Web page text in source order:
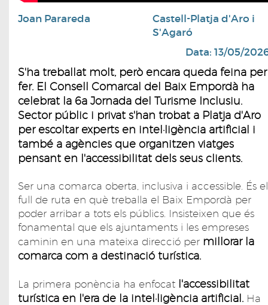
Joan Parareda
Castell-Platja d'Aro i
S'Agaró
Data: 13/05/
S'ha treballat molt, però encara queda feina per
fer. El Consell Comarcal del Baix Empordà ha
celebrat la 6a Jornada del Turisme Inclusiu.
Sector públic i privat s'han trobat a Platja d'Aro
per escoltar experts en intel·ligència artificial i
també a agències que organitzen viatges
pensant en l'accessibilitat dels seus clients.
Ser una comarca oberta, inclusiva i accessible. És el
full de ruta en què treballa el Baix Empordà per
poder arribar a tots els públics. Insisteixen que és
fonamental que els ajuntaments i les empreses
caminin en una mateixa direcció per millorar la
comarca com a destinació turística.
La primera ponència ha enfocat l'accessibilitat
turística en l'era de la intel·ligència artificial. Ha